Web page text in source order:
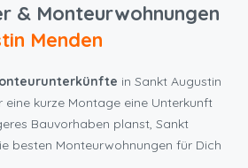
& Monteurwohnungen
Menden
in Sankt Augustin
eine kurze Montage eine Unterkunft
Bauvorhaben planst, Sankt
besten Monteurwohnungen für Dich